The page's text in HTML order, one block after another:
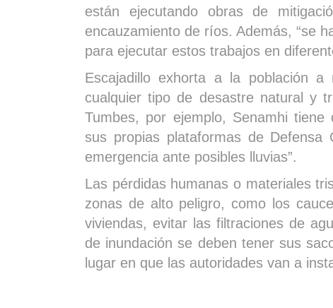
están ejecutando obras de
encauzamiento de ríos. Además, “se
para ejecutar estos trabajos en
Escajadillo exhorta a la población
cualquier tipo de desastre natural y
Tumbes, por ejemplo, Senamhi tiene
sus propias plataformas de
emergencia ante posibles lluvias”.
Las pérdidas humanas o materiales
zonas de alto peligro, como los
viviendas, evitar las filtraciones de
de inundación se deben tener sus
lugar en que las autoridades van a